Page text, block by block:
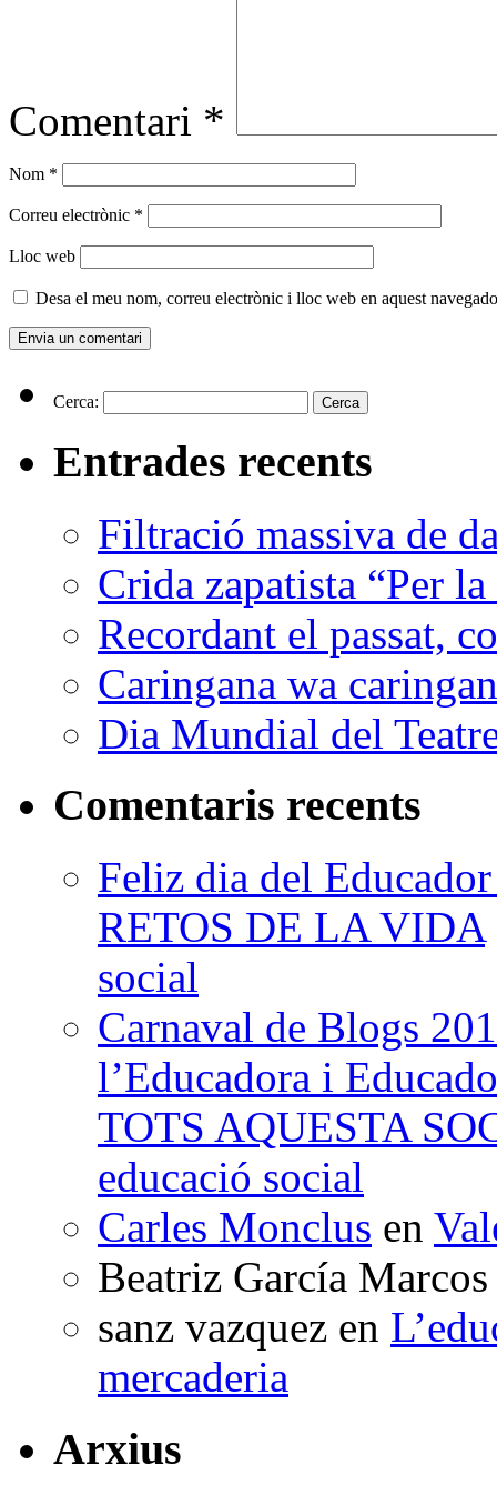
Comentari *
Nom *
Correu electrònic *
Lloc web
Desa el meu nom, correu electrònic i lloc web en aquest
Cerca:
Entrades recents
Filtració massiva de
Crida zapatista “Per
Recordant el passat,
Caringana wa
Dia Mundial del
Comentaris recents
Feliz dia del
RETOS DE LA VIDA
social
Carnaval de Blogs
l’Educadora i
TOTS AQUESTA
educació social
Carles Monclus en
Beatriz García Marcos
sanz vazquez en
mercaderia
Arxius